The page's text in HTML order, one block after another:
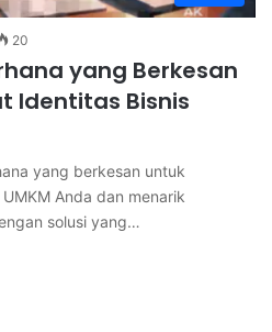
20
yang Berkesan
Identitas Bisnis
yang berkesan untuk
Anda dan menarik
solusi yang…